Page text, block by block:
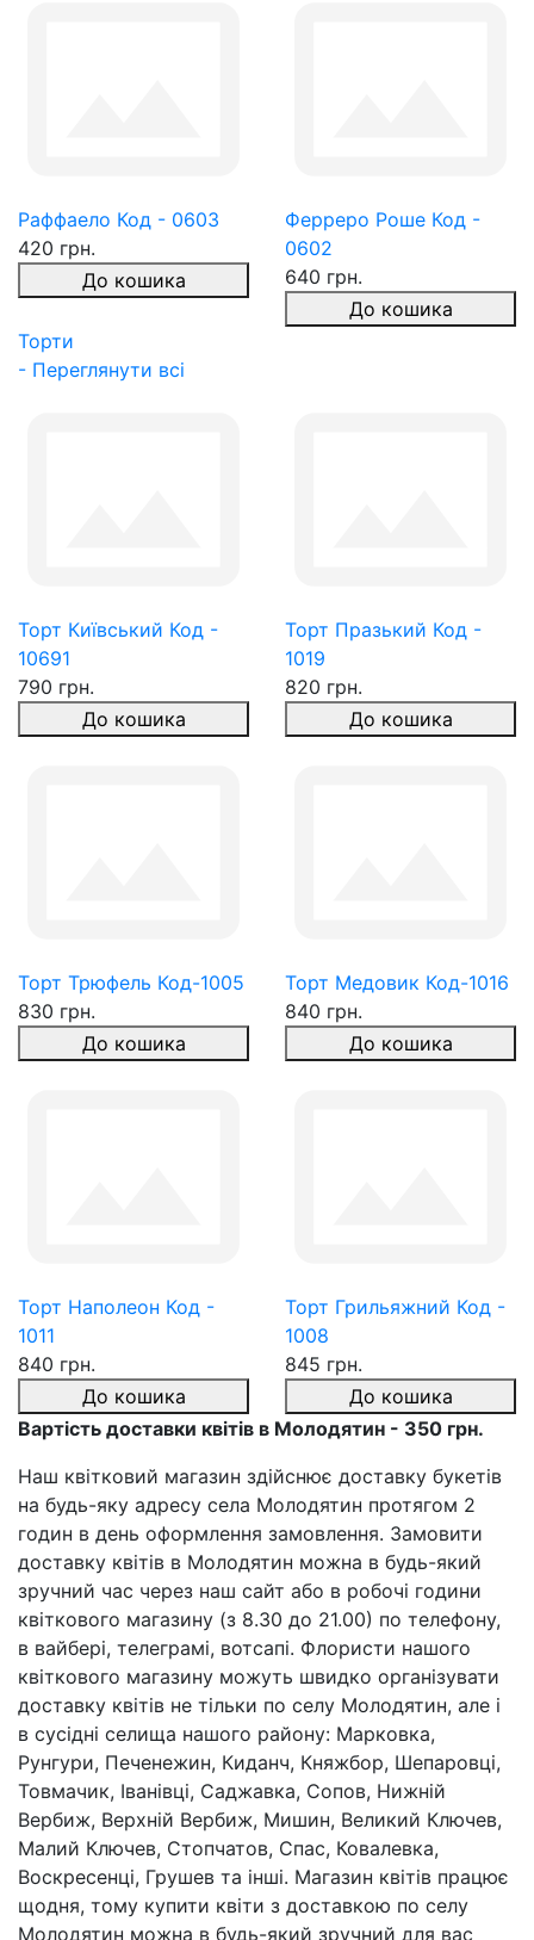
Раффаело Код - 0603
420 грн.
До кошика
Ферреро Роше Код -
0602
640 грн.
До кошика
Торти
- Переглянути всі
Торт Київський Код -
10691
790 грн.
До кошика
Торт Празький Код -
1019
820 грн.
До кошика
Торт Трюфель Код-1005
830 грн.
До кошика
Торт Медовик Код-1016
840 грн.
До кошика
Торт Наполеон Код -
1011
840 грн.
До кошика
Торт Грильяжний Код -
1008
845 грн.
До кошика
Вартість доставки квітів в Молодятин - 350 грн.
Наш квітковий магазин здійснює доставку букетів
на будь-яку адресу села Молодятин протягом 2
годин в день оформлення замовлення. Замовити
доставку квітів в Молодятин можна в будь-який
зручний час через наш сайт або в робочі години
квіткового магазину (з 8.30 до 21.00) по телефону,
в вайбері, телеграмі, вотсапі. Флористи нашого
квіткового магазину можуть швидко організувати
доставку квітів не тільки по селу Молодятин, але і
в сусідні селища нашого району: Марковка,
Рунгури, Печенежин, Киданч, Княжбор, Шепаровці,
Товмачик, Іванівці, Саджавка, Сопов, Нижній
Вербиж, Верхній Вербиж, Мишин, Великий Ключев,
Малий Ключев, Стопчатов, Спас, Ковалевка,
Воскресенці, Грушев та інші. Магазин квітів працює
щодня, тому купити квіти з доставкою по селу
Молодятин можна в будь-який зручний для вас